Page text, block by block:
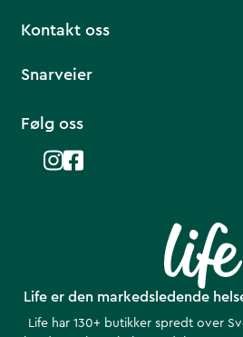
Life er den markedsledende
Life har 130+ butikker spredt over
Kontakt oss
Snarveier
Følg oss